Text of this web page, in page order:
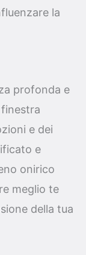
la
profonda e
e dei
e
onirico
meglio te
della tua